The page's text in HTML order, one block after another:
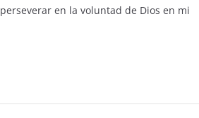
en la voluntad de Dios en mi